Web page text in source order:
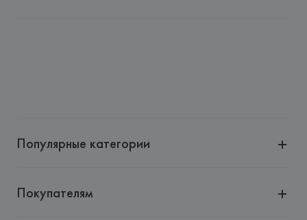
Популярные категории
Покупателям